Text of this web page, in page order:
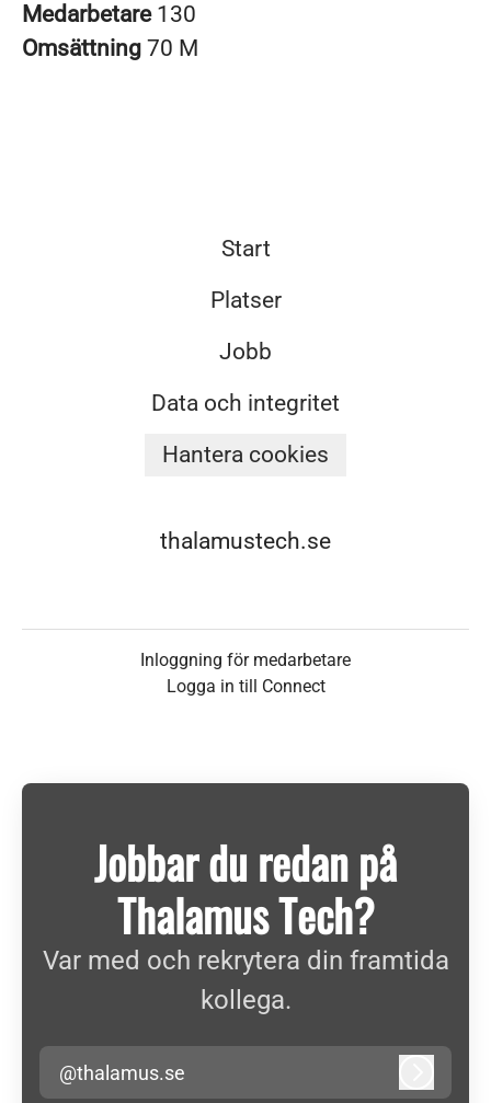
Medarbetare 130
Omsättning 70 M
Start
Platser
Jobb
Data och integritet
Hantera cookies
thalamustech.se
Inloggning för medarbetare
Logga in till Connect
Jobbar du redan på
Thalamus Tech?
Var med och rekrytera din framtida
kollega.
@thalamus.se